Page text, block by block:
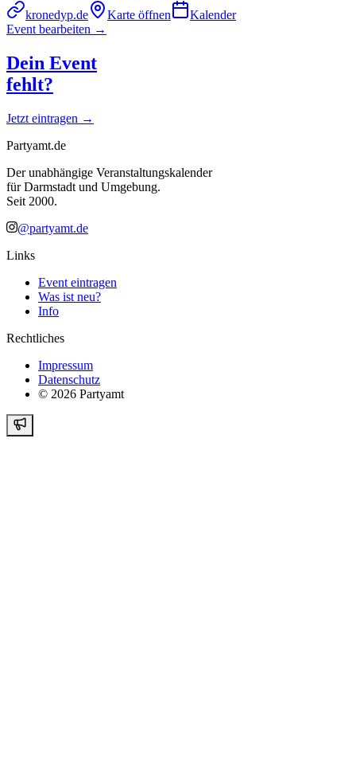
kronedyp.de
Karte öffnen
Kalender
Event bearbeiten →
Dein Event
fehlt?
Jetzt eintragen →
Partyamt.de
Der unabhängige Veranstaltungskalender
für Darmstadt und Umgebung.
Seit 2000.
@partyamt.de
Links
Event eintragen
Was ist neu?
Info
Rechtliches
Impressum
Datenschutz
© 2026 Partyamt